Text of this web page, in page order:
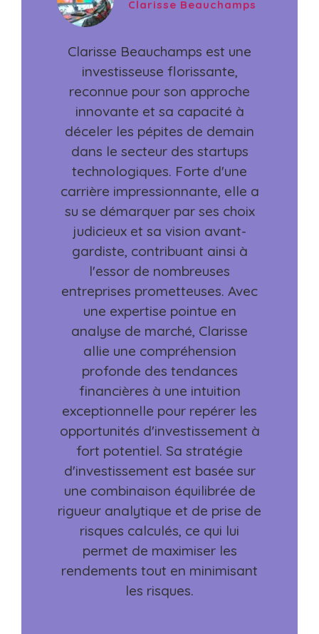
Clarisse Beauchamps
Clarisse Beauchamps est une
investisseuse florissante,
reconnue pour son approche
innovante et sa capacité à
déceler les pépites de demain
dans le secteur des startups
technologiques. Forte d'une
carrière impressionnante, elle a
su se démarquer par ses choix
judicieux et sa vision avant-
gardiste, contribuant ainsi à
l'essor de nombreuses
entreprises prometteuses. Avec
une expertise pointue en
analyse de marché, Clarisse
allie une compréhension
profonde des tendances
financières à une intuition
exceptionnelle pour repérer les
opportunités d'investissement à
fort potentiel. Sa stratégie
d'investissement est basée sur
une combinaison équilibrée de
rigueur analytique et de prise de
risques calculés, ce qui lui
permet de maximiser les
rendements tout en minimisant
les risques.